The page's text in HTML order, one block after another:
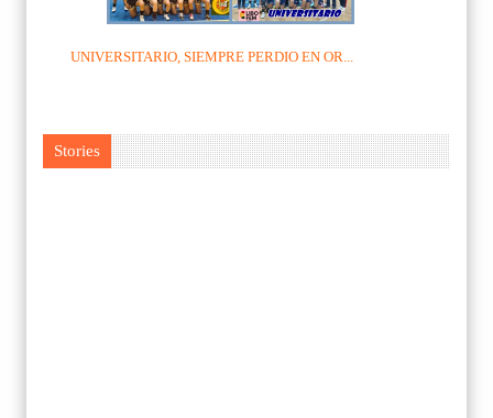
UNIVERSITARIO, SIEMPRE PERDIO EN OR...
Stories